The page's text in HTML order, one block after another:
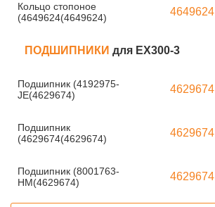
Кольцо стопоное
(4649624(4649624)
4649624
ПОДШИПНИКИ для EX300-3
Подшипник (4192975-
JE(4629674)
4629674
Подшипник
(4629674(4629674)
4629674
Подшипник (8001763-
HM(4629674)
4629674